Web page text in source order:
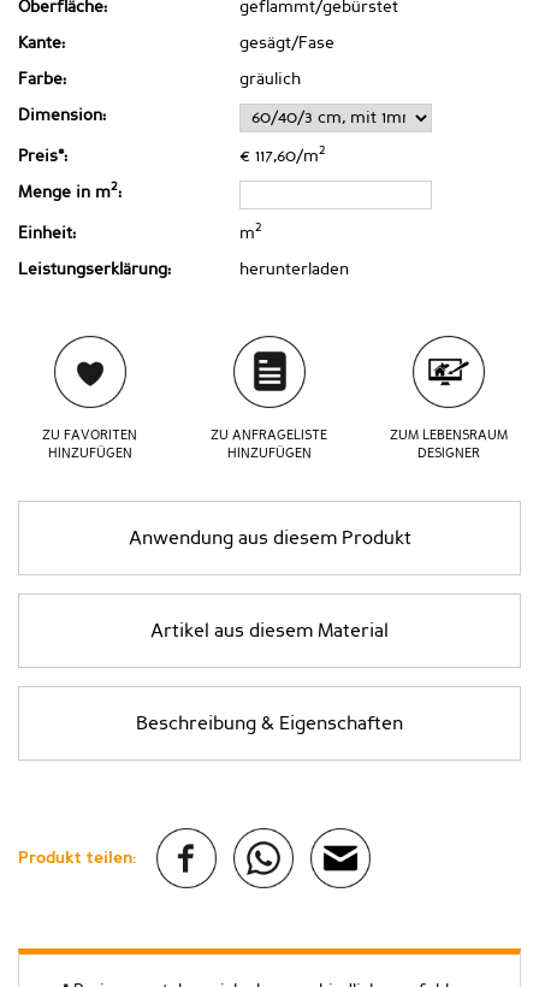
Oberfläche: geflammt/gebürstet
Kante: gesägt/Fase
Farbe: gräulich
Dimension:
Preis*: € 117,60/m2
Menge in m2:
Einheit: m2
Leistungserklärung: herunterladen
ZU FAVORITEN
HINZUFÜGEN
ZU ANFRAGELISTE
HINZUFÜGEN
ZUM LEBENSRAUM
DESIGNER
Anwendung aus diesem Produkt
Artikel aus diesem Material
Beschreibung & Eigenschaften
Produkt teilen: